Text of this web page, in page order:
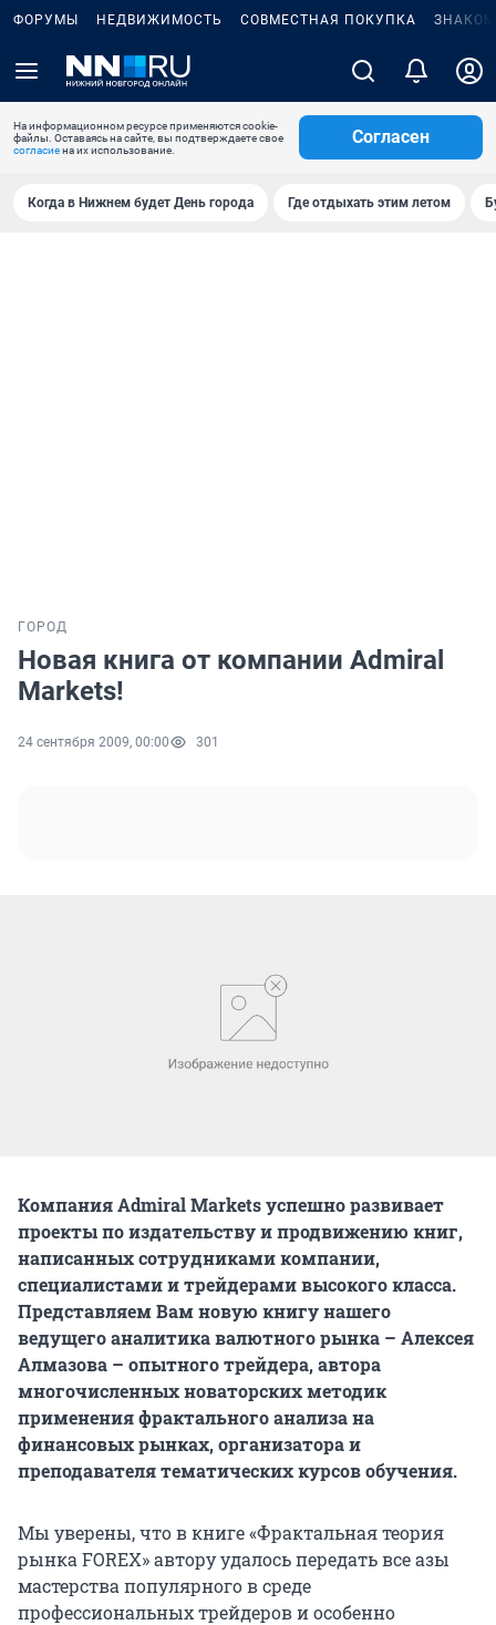
ФОРУМЫ НЕДВИЖИМОСТЬ СОВМЕСТНАЯ ПОКУПКА
На информационном ресурсе применяются cookie-
файлы. Оставаясь на сайте, вы подтверждаете свое
согласиена их использование.
Согласен
Когда в Нижнем будет День города Где отдыхать этим летом
ГОРОД
Новая книга от компании Admiral
Markets!
24 сентября 2009, 00:00 301
Компания Admiral Markets успешно развивает
проекты по издательству и продвижению книг,
написанных сотрудниками компании,
специалистами и трейдерами высокого класса.
Представляем Вам новую книгу нашего
ведущего аналитика валютного рынка – Алексея
Алмазова – опытного трейдера, автора
многочисленных новаторских методик
применения фрактального анализа на
финансовых рынках, организатора и
преподавателя тематических курсов обучения.
Мы уверены, что в книге «Фрактальная теория
рынка FOREX» автору удалось передать все азы
мастерства популярного в среде
профессиональных трейдеров и особенно